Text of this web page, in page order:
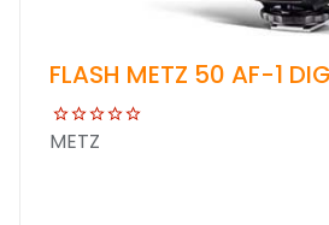
FLASH METZ 50 AF-1
METZ